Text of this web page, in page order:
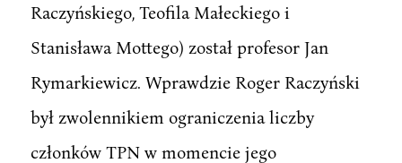
Raczyńskiego, Teofila Małeckiego i
Stanisława Mottego) został profesor Jan
Rymarkiewicz. Wprawdzie Roger Raczyński
był zwolennikiem ograniczenia liczby
członków TPN w momencie jego